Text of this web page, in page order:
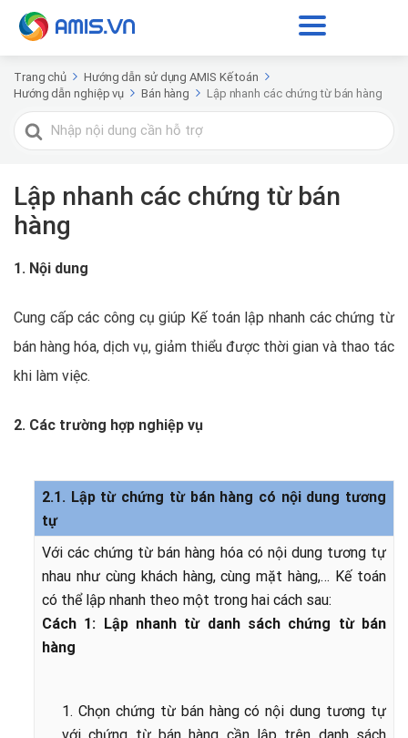
Trang chủ
Hướng dẫn sử dụng AMIS Kế toán
Hướng dẫn nghiệp vụ
Bán hàng Lập nhanh các chứng từ bán hàng
Tìm
kiếm
Lập nhanh các chứng từ bán
hàng
1. Nội dung
Cung cấp các công cụ giúp Kế toán lập nhanh các chứng từ
bán hàng hóa, dịch vụ, giảm thiểu được thời gian và thao tác
khi làm việc.
2. Các trường hợp nghiệp vụ
2.1. Lập từ chứng từ bán hàng có nội dung tương
tự
Với các chứng từ bán hàng hóa có nội dung tương tự
nhau như cùng khách hàng, cùng mặt hàng,… Kế toán
có thể lập nhanh theo một trong hai cách sau:
Cách 1: Lập nhanh từ danh sách chứng từ bán
hàng
1. Chọn chứng từ bán hàng có nội dung tương tự